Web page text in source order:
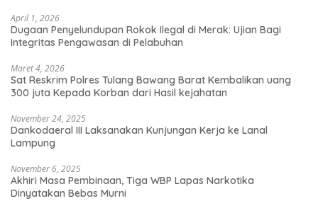
April 1, 2026
Dugaan Penyelundupan Rokok Ilegal di Merak: Ujian Bagi
Integritas Pengawasan di Pelabuhan
Maret 4, 2026
Sat Reskrim Polres Tulang Bawang Barat Kembalikan uang
300 juta Kepada Korban dari Hasil kejahatan
November 24, 2025
Dankodaeral III Laksanakan Kunjungan Kerja ke Lanal
Lampung
November 6, 2025
Akhiri Masa Pembinaan, Tiga WBP Lapas Narkotika
Dinyatakan Bebas Murni